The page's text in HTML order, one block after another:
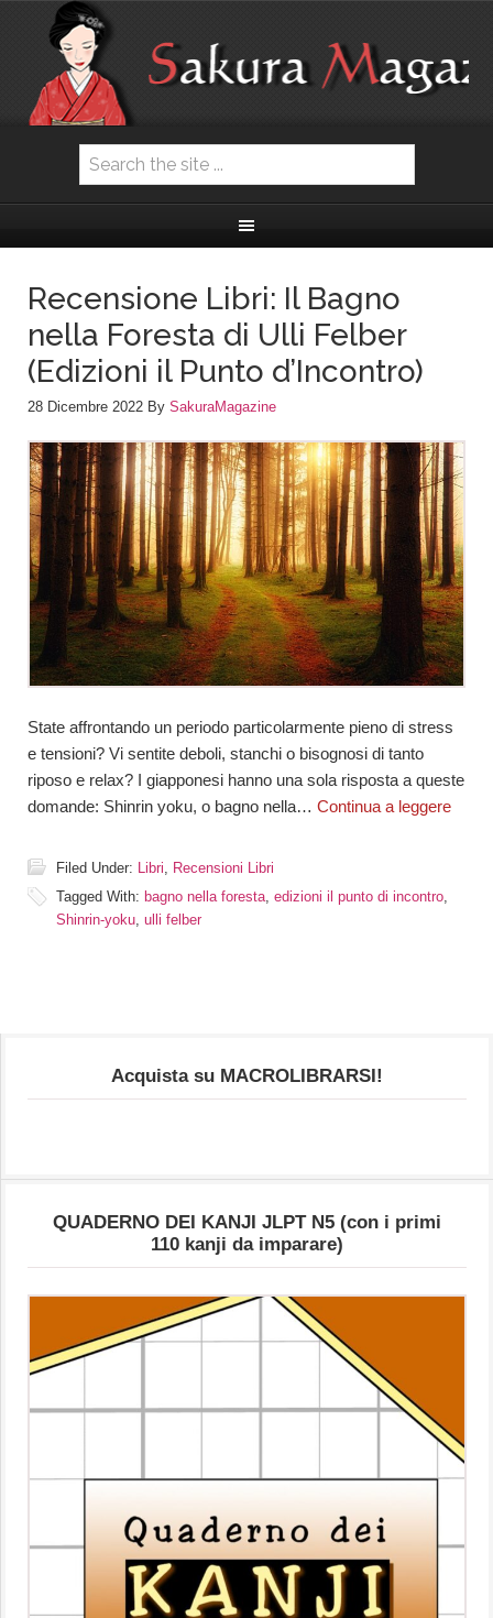
Recensione Libri: Il Bagno
nella Foresta di Ulli Felber
(Edizioni il Punto d’Incontro)
28 Dicembre 2022 By SakuraMagazine
State affrontando un periodo particolarmente pieno di stress
e tensioni? Vi sentite deboli, stanchi o bisognosi di tanto
riposo e relax? I giapponesi hanno una sola risposta a queste
domande: Shinrin yoku, o bagno nella… Continua a leggere
Filed Under: Libri
Recensioni Libri
Tagged With: bagno nella foresta edizioni il punto di incontro
Shinrin-yoku ulli felber
Acquista su MACROLIBRARSI!
QUADERNO DEI KANJI JLPT N5 (con i primi
110 kanji da imparare)